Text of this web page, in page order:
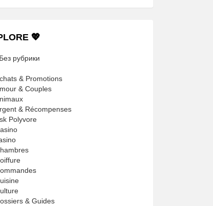
💖
рубрики
& Promotions
& Couples
& Récompenses
Polyvore
& Guides